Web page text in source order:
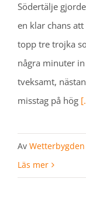
Södertälje
en klar chans
topp tre trojka
några minuter
tveksamt,
misstag på hög
Av
Läs mer